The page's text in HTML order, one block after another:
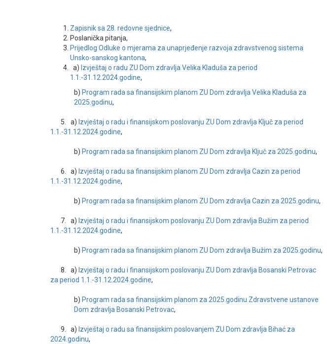
Zapisnik sa 28. redovne sjednice,
Poslanička pitanja,
Prijedlog Odluke o mjerama za unaprjeđenje razvoja zdravstvenog sistema
Unsko-sanskog kantona,
a) Izvještaj o radu ZU Dom zdravlja Velika Kladuša za period
1.1.-31.12.2024.godine,
b) Program rada sa finansijskim planom ZU Dom zdravlja Velika Kladuša za
2025.godinu,
5. a) Izvještaj o radu i finansijskom poslovanju ZU Dom zdravlja Ključ za period
1.1.-31.12.2024.godine,
b) Program rada sa finansijskim planom ZU Dom zdravlja Ključ za 2025.godinu,
6. a) Izvještaj o radu sa finansijskim planom ZU Dom zdravlja Cazin za period
1.1.-31.12.2024.godine,
b) Program rada sa finansijskim planom ZU Dom zdravlja Cazin za 2025.godinu,
7. a) Izvještaj o radu i finansijskom poslovanju ZU Dom zdravlja Bužim za period
1.1.-31.12.2024.godine,
b) Program rada sa finansijskim planom ZU Dom zdravlja Bužim za 2025.godinu,
8. a) Izvještaj o radu i finansijskom poslovanju ZU Dom zdravlja Bosanski Petrovac
za period 1.1.-31.12.2024.godine,
b) Program rada sa finansijskim planom za 2025.godinu Zdravstvene ustanove
Dom zdravlja Bosanski Petrovac,
9. a) Izvještaj o radu sa finansijskim poslovanjem ZU Dom zdravlja Bihać za
2024.godinu,